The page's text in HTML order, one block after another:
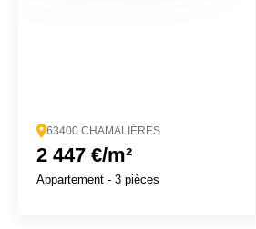
63400 CHAMALIÈRES
2 447 €/m²
Appartement - 3 pièces